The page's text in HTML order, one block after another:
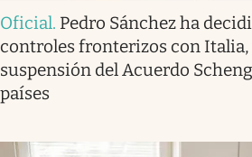
Oficial. Pedro Sánchez ha
controles fronterizos con
suspensión del Acuerdo
países